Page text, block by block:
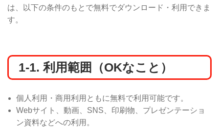
は、以下の条件のもとで無料でダウンロード・利用できま
す。
1-1. 利用範囲（OKなこと）
個人利用・商用利用ともに無料で利用可能です。
Webサイト、動画、SNS、印刷物、プレゼンテーショ
ン資料などへの利用。